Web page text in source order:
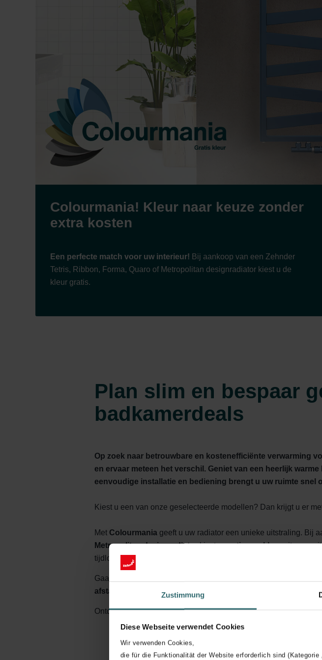
Zustimmung
Diese Webseite verwendet Cookies
Wir verwenden Cookies,
die für die Funktionalität der Website erforderlich sind (Kategorie
Colourmania! Kleur naar keuze zonder
extra kosten
Een perfecte match voor uw interieur! Bij aankoop van een Zehnder
Tetris, Ribbon, Forma, Quaro of Metropolitan designradiator kiest u de
kleur gratis.
Plan slim en bespaar
badkamerdeals
Op zoek naar betrouwbare en kostenefficiënte verwarming
en ervaar meteen het verschil. Geniet van een heerlijk
eenvoudige installatie en bediening brengt u uw ruimte snel
Kiest u een van onze geselecteerde modellen? Dan krijgt u er
Met Colourmania geeft u uw radiator een unieke uitstraling. Bij
Metropolitan designradiatorkiest ugratis een kleuruit onze
tijdloze elegantie, u bepaalt de look die perfect bij uw badkamer
Gaat uw voor een
afstandsbediening.
Zo regelt u uw comfort nog flexibeler,
Ontdek nu de aanbieding die bij u past en bekijk meteen alle